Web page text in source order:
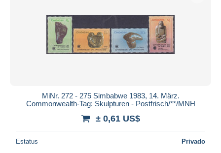
MiNr. 272 - 275 Simbabwe 1983, 14. März.
Commonwealth-Tag: Skulpturen - Postfrisch/**/MNH
± 0,61 US$
Estatus Privado